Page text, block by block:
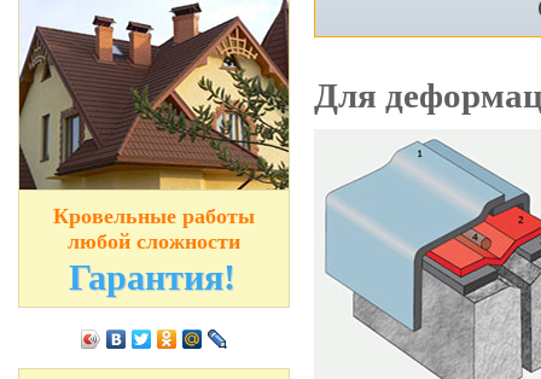
Кровельные работы
любой сложности
Гарантия!
Для